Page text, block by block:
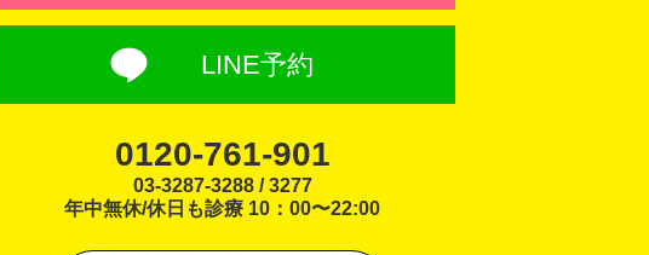
LINE予約
0120-761-901
03-3287-3288 / 3277
年中無休/休日も診療 10：00〜22:00